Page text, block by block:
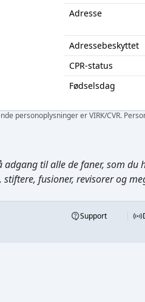
Adresse
Adressebeskyttet
CPR-status
Fødselsdag
personoplysninger er VIRK/CVR.
til alle de faner, som du
stiftere, fusioner, revisorer og
Support